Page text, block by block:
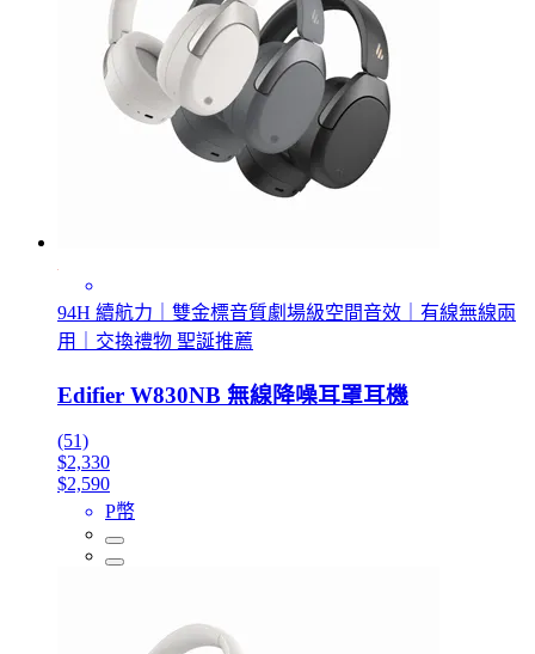
94H 續航力｜雙金標音質劇場級空間音效｜有線無線兩
用｜交換禮物 聖誕推薦
Edifier W830NB 無線降噪耳罩耳機
(51)
$2,330
$2,590
P幣